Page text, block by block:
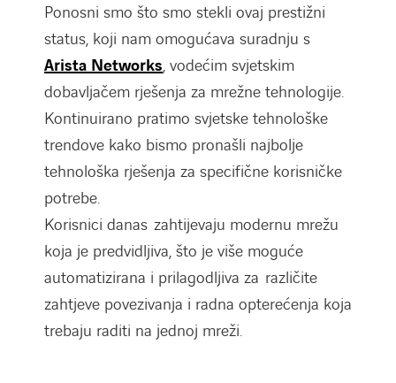
Ponosni smo što smo stekli ovaj prestižni
status, koji nam omogućava suradnju s
Arista Networks, vodećim svjetskim
dobavljačem rješenja za mrežne tehnologije.
Kontinuirano pratimo svjetske tehnološke
trendove kako bismo pronašli najbolje
tehnološka rješenja za specifične korisničke
potrebe.
Korisnici danas zahtijevaju modernu mrežu
koja je predvidljiva, što je više moguće
automatizirana i prilagodljiva za različite
zahtjeve povezivanja i radna opterećenja koja
trebaju raditi na jednoj mreži.